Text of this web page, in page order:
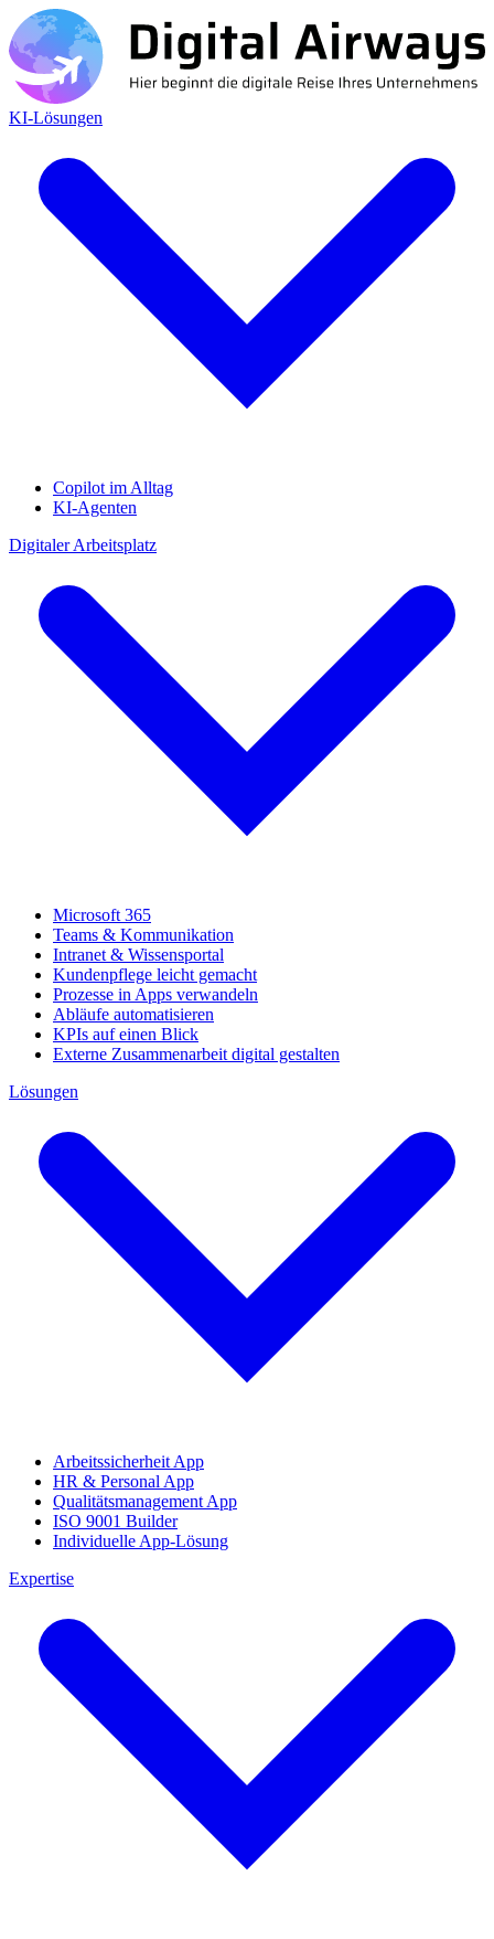
KI-Lösungen
Copilot im Alltag
KI-Agenten
Digitaler Arbeitsplatz
Microsoft 365
Teams & Kommunikation
Intranet & Wissensportal
Kundenpflege leicht gemacht
Prozesse in Apps verwandeln
Abläufe automatisieren
KPIs auf einen Blick
Externe Zusammenarbeit digital gestalten
Lösungen
Arbeitssicherheit App
HR & Personal App
Qualitätsmanagement App
ISO 9001 Builder
Individuelle App-Lösung
Expertise